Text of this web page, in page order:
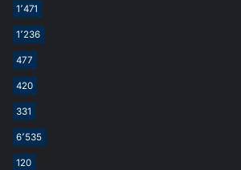
1٬471
1٬236
477
420
331
6٬535
120